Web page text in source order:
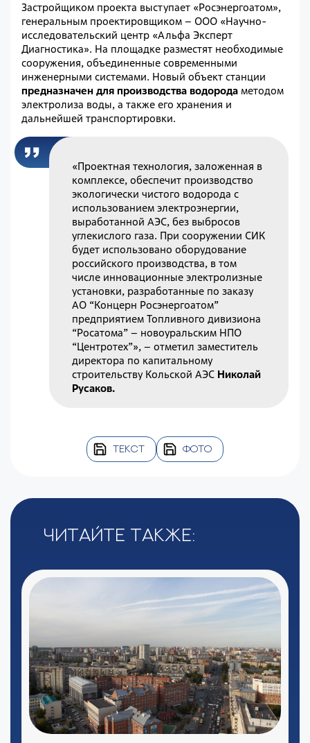
Застройщиком проекта выступает «Росэнергоатом»,
генеральным проектировщиком – ООО «Научно-
исследовательский центр «Альфа Эксперт
Диагностика». На площадке разместят необходимые
сооружения, объединенные современными
инженерными системами. Новый объект станции
предназначен для производства водорода методом
электролиза воды, а также его хранения и
дальнейшей транспортировки.
«Проектная технология, заложенная в
комплексе, обеспечит производство
экологически чистого водорода с
использованием электроэнергии,
выработанной АЭС, без выбросов
углекислого газа. При сооружении СИК
будет использовано оборудование
российского производства, в том
числе инновационные электролизные
установки, разработанные по заказу
АО “Концерн Росэнергоатом”
предприятием Топливного дивизиона
“Росатома” – новоуральским НПО
“Центротех”», – отметил заместитель
директора по капитальному
строительству Кольской АЭС Николай
Русаков.
ТЕКСТ ФОТО
Читайте также: